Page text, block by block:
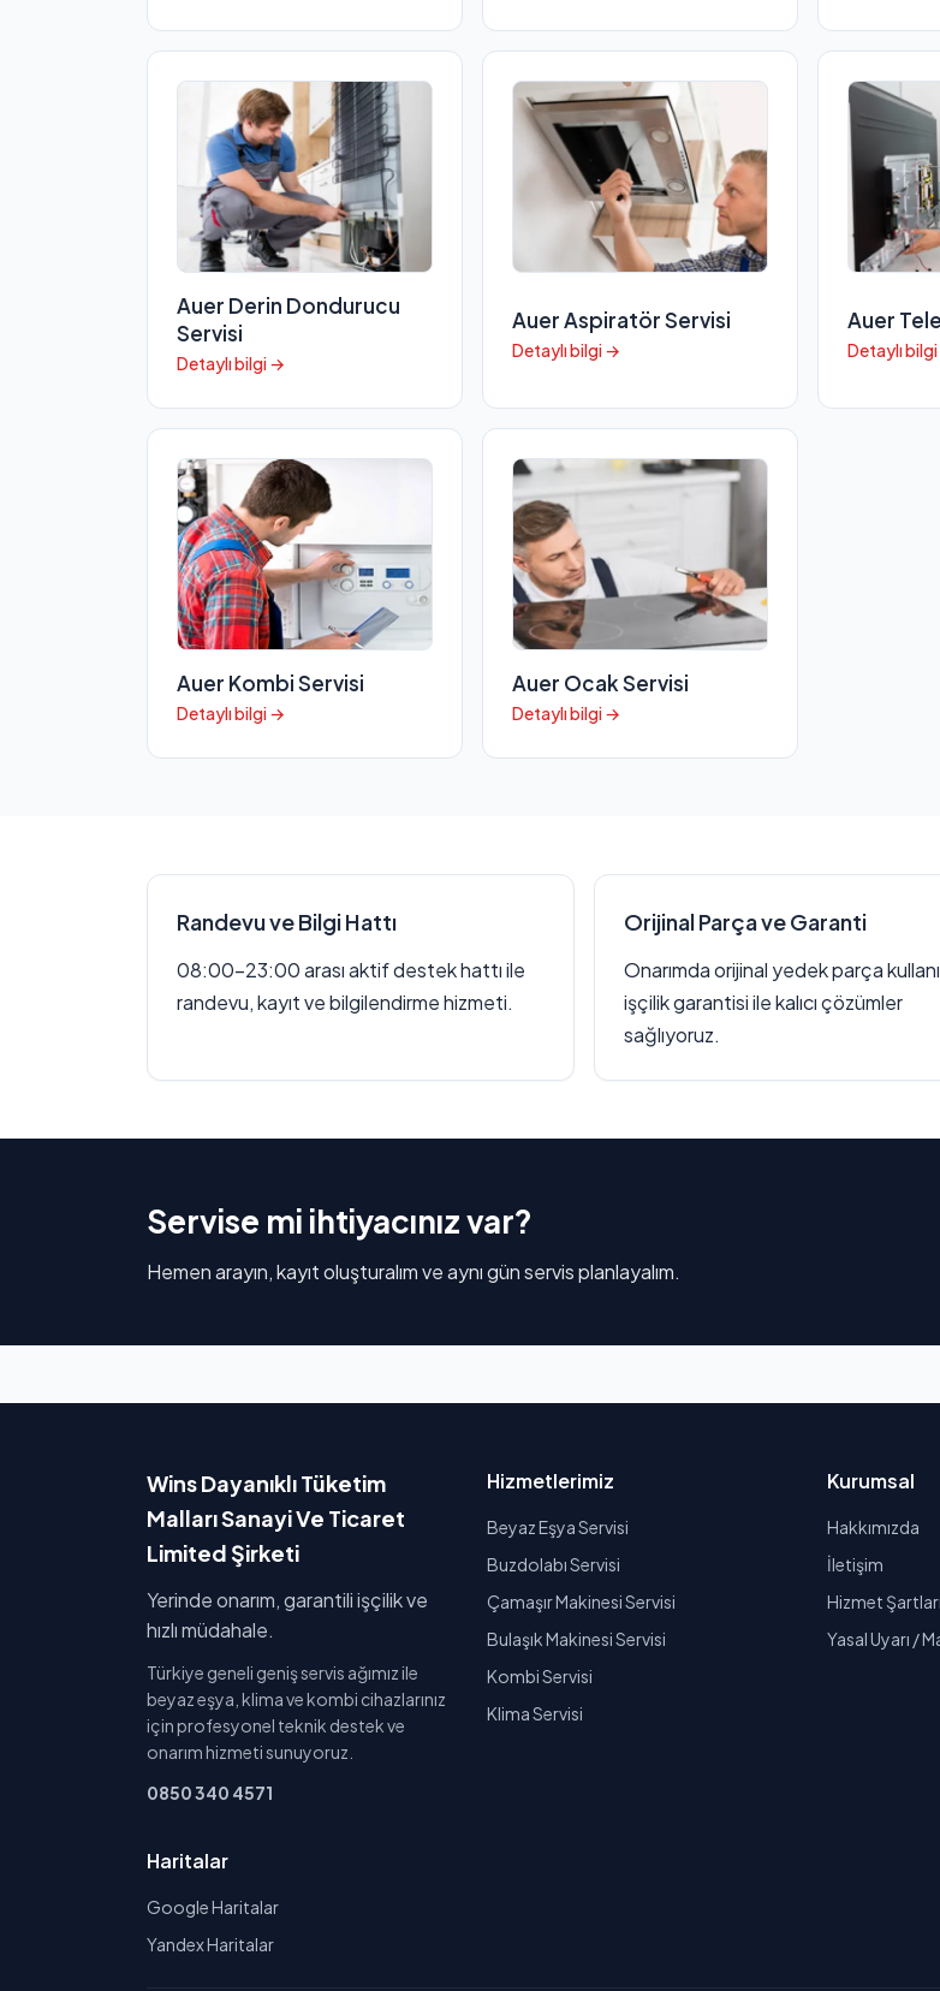
Auer Derin Dondurucu
Servisi
Detaylı bilgi →
Auer Aspiratör Servisi
Detaylı bilgi →
Auer
Detaylı
Auer Kombi Servisi
Detaylı bilgi →
Auer Ocak Servisi
Detaylı bilgi →
Randevu ve Bilgi Hattı
08:00–23:00 arası aktif destek hattı ile
randevu, kayıt ve bilgilendirme hizmeti.
Orijinal Parça ve Garanti
Onarımda orijinal yedek parça
işçilik garantisi ile kalıcı çözümler
sağlıyoruz.
Servise mi ihtiyacınız var?
Hemen arayın, kayıt oluşturalım ve aynı gün servis planlayalım.
Wins Dayanıklı Tüketim
Malları Sanayi Ve Ticaret
Limited Şirketi
Yerinde onarım, garantili işçilik ve
hızlı müdahale.
Türkiye geneli geniş servis ağımız ile
beyaz eşya, klima ve kombi cihazlarınız
için profesyonel teknik destek ve
onarım hizmeti sunuyoruz.
0850 340 4571
Hizmetlerimiz
Beyaz Eşya Servisi
Buzdolabı Servisi
Çamaşır Makinesi Servisi
Bulaşık Makinesi Servisi
Kombi Servisi
Klima Servisi
Kurumsal
Hakkımızda
İletişim
Hizmet Şartları
Yasal Uyarı /
Haritalar
Google Haritalar
Yandex Haritalar